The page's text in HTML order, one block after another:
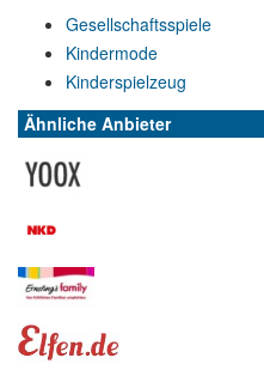
Gesellschaftsspiele
Kindermode
Kinderspielzeug
Ähnliche Anbieter